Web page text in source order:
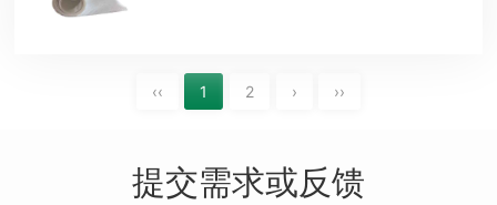
‹‹ 1 2 › ››
提交需求或反馈